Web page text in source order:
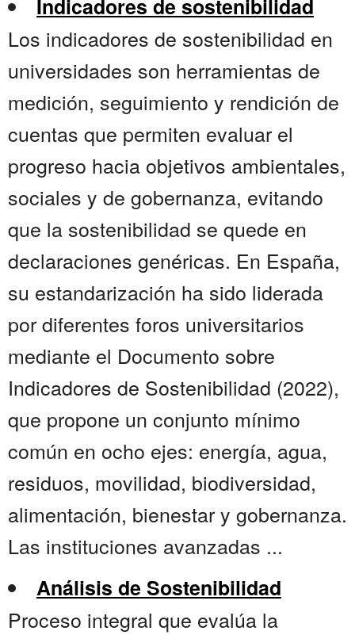
Indicadores de sostenibilidad
Los indicadores de sostenibilidad en
universidades son herramientas de
medición, seguimiento y rendición de
cuentas que permiten evaluar el
progreso hacia objetivos ambientales,
sociales y de gobernanza, evitando
que la sostenibilidad se quede en
declaraciones genéricas. En España,
su estandarización ha sido liderada
por diferentes foros universitarios
mediante el Documento sobre
Indicadores de Sostenibilidad (2022),
que propone un conjunto mínimo
común en ocho ejes: energía, agua,
residuos, movilidad, biodiversidad,
alimentación, bienestar y gobernanza.
Las instituciones avanzadas ...
Análisis de Sostenibilidad
Proceso integral que evalúa la